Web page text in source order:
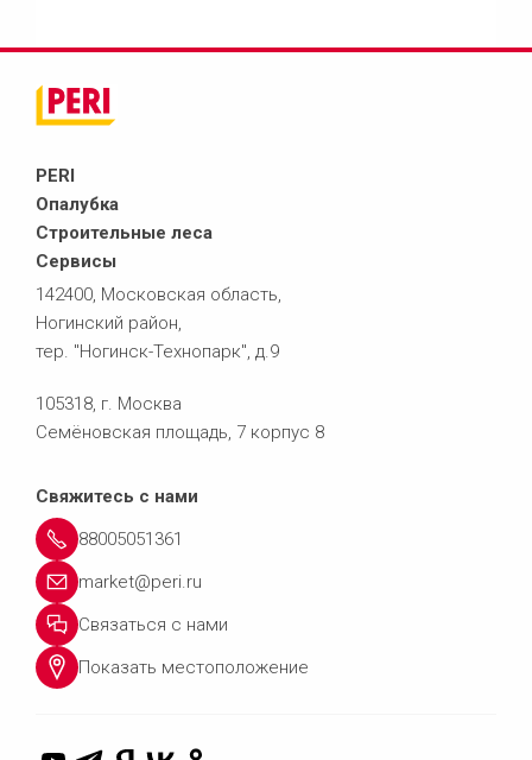
PERI
Опалубка
Строительные леса
Сервисы
142400, Московская область,
Ногинский район,
тер. "Ногинск-Технопарк", д.9
105318, г. Москва
Семёновская площадь, 7 корпус 8
Свяжитесь с нами
88005051361
market@peri.ru
Связаться с нами
Показать местоположение